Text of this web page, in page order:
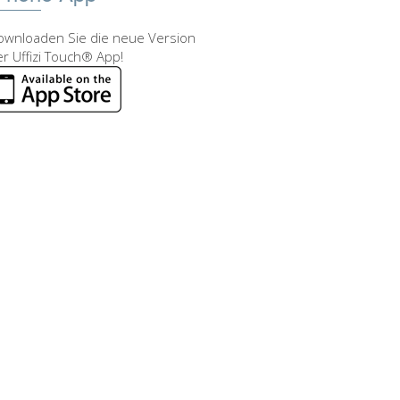
Sie die neue Version
Uffizi Touch® App!